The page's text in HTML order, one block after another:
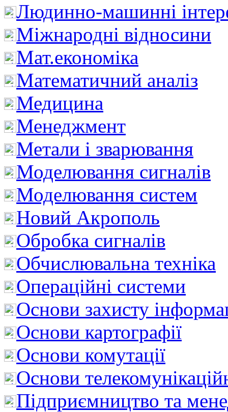
Людинно-машинні
Міжнародні відносини
Мат.економіка
Математичний аналіз
Медицина
Менеджмент
Метали і зварювання
Моделювання сигналів
Моделювання систем
Новий Акрополь
Обробка сигналів
Обчислювальна техніка
Операційні системи
Основи захисту
Основи картографії
Основи комутації
Основи
Підприємництво та